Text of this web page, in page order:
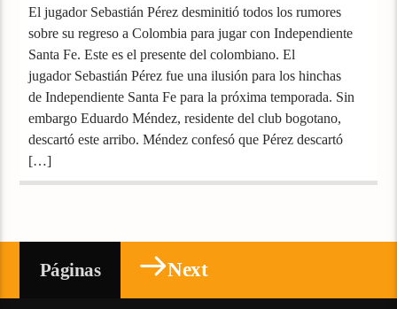
El jugador Sebastián Pérez desminitió todos los rumores
sobre su regreso a Colombia para jugar con Independiente
Santa Fe. Este es el presente del colombiano. El
jugador Sebastián Pérez fue una ilusión para los hinchas
de Independiente Santa Fe para la próxima temporada. Sin
embargo Eduardo Méndez, residente del club bogotano,
descartó este arribo. Méndez confesó que Pérez descartó
[…]
Páginas Next